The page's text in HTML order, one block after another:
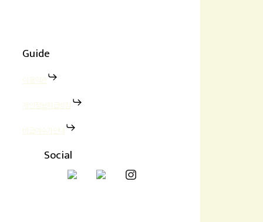
Guide
이용약관
개인정보취급방침
비급여수가안내
Social